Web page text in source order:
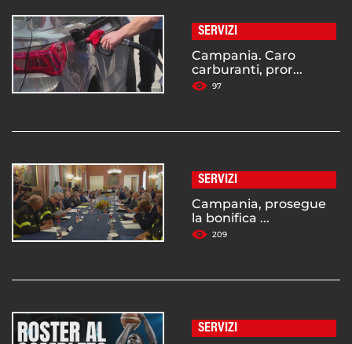
SERVIZI
Campania. Caro
carburanti, pror...
97
SERVIZI
Campania, prosegue
la bonifica ...
209
SERVIZI